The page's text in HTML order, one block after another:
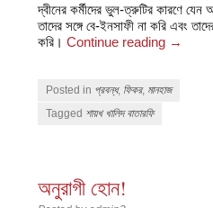
দ্বীনের কর্মীদের ভুল-ত্রুটির কারণে যেন
তাদের সঙ্গে বে-ইনসাফী না করি এবং
করি।Continue reading →
Posted in প্রবন্ধ, ফিকর, মানহাজ
Tagged শায়খ খালিদ বাতারফি
অনুরাগী হোন!